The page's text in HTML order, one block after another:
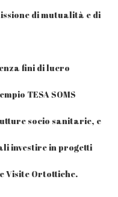
di mutualità e di
fini di lucro
TESA SOMS
socio sanitarie, e
investire in progetti
Visite Ortottiche.